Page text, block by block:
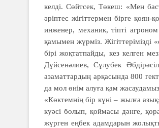
келді. Сөйтсек, Төкеш: «Мен
әріптес жігіттермен бірге
инженер, механик, тіпті
қамымен жүрміз. Жігіттерімізді
бірі жоқтатпайды, кез келген
Дүйсенәлиев, Сұлубек
азаматтардың арқасында 800
да мол өнім алуға қам
«Көктемнің бір күні – жылға
куәсі болып, қоймасы дәнге,
жүрген еңбек адамдарын